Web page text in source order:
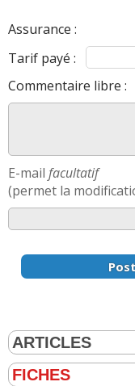
Assurance :
Tarif payé :
Commentaire libre :
E-mail facultatif
(permet la